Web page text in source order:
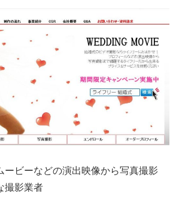
ービーなどの演出映像から写真撮影
撮影業者